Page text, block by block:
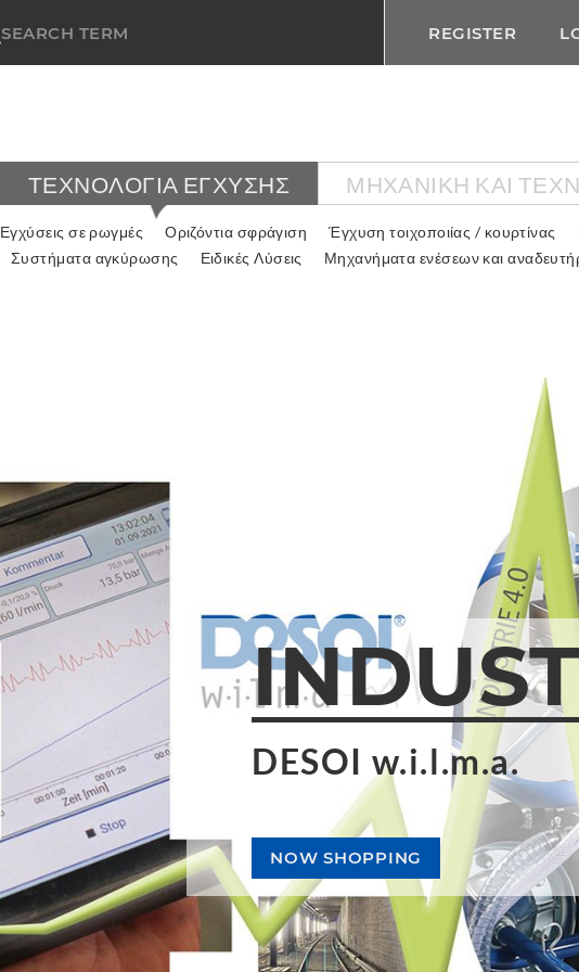
SEARCH TERM REGISTER
ΤΕΧΝΟΛΟΓΙΑ ΕΓΧΥΣΗΣ ΜΗΧΑΝΙΚΉ ΚΑΙ
Εγχύσεις σε ρωγμές Οριζόντια σφράγιση Έγχυση τοιχοποιίας / κουρτίνας
Συστήματα αγκύρωσης
Ειδικές Λύσεις Μηχανήματα ενέσεων και
DESOI w.i.l.m.a.
NOW SHOPPING
B-
Επισκευή αρμών
ΜΆΘΕΤΕ ΠΕΡΙΣΣΌΤΕΡΑ